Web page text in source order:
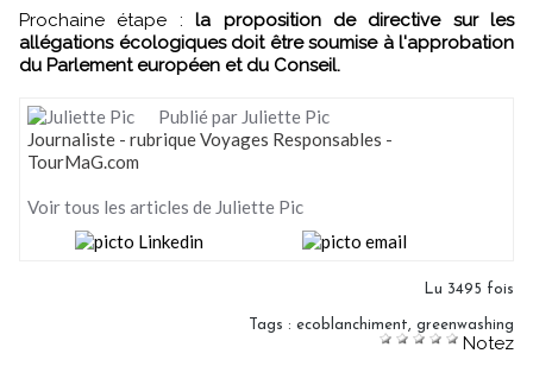
Prochaine étape :la proposition de directive sur les
allégations écologiques doit être soumise à l'approbation
du Parlement européen et du Conseil.
Publié par Juliette Pic
Journaliste - rubrique Voyages Responsables -
TourMaG.com
Voir tous les articles de Juliette Pic
Lu 3495 fois
Tags : ecoblanchiment, greenwashing
Notez